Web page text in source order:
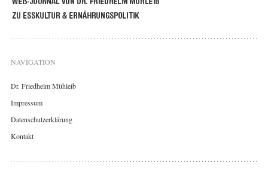
NAVIGATION
Dr. Friedhelm Mühleib
Impressum
Datenschutzerklärung
Kontakt